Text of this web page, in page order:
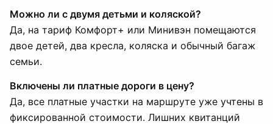
Можно ли с двумя детьми и коляской?
Да, на тариф Комфорт+ или Минивэн помещаются
двое детей, два кресла, коляска и обычный багаж
семьи.
Включены ли платные дороги в цену?
Да, все платные участки на маршруте уже учтены в
фиксированной стоимости. Лишних квитанций